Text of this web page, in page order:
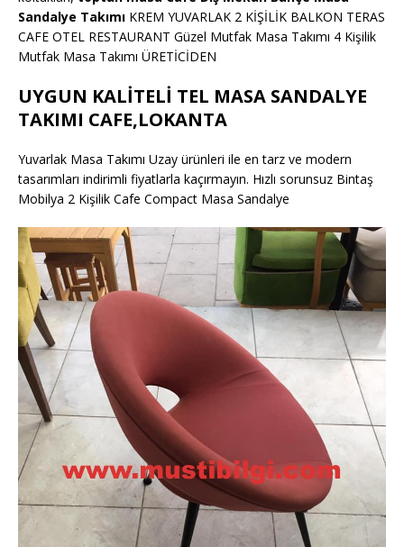
Sandalye Takımı KREM YUVARLAK 2 KİŞİLİK BALKON TERAS
CAFE OTEL RESTAURANT Güzel Mutfak Masa Takımı 4 Kişilik
Mutfak Masa Takımı ÜRETİCİDEN
UYGUN KALİTELİ TEL MASA SANDALYE
TAKIMI CAFE,LOKANTA
Yuvarlak Masa Takımı Uzay ürünleri ile en tarz ve modern
tasarımları indirimli fiyatlarla kaçırmayın. Hızlı sorunsuz Bintaş
Mobilya 2 Kişilik Cafe Compact Masa Sandalye